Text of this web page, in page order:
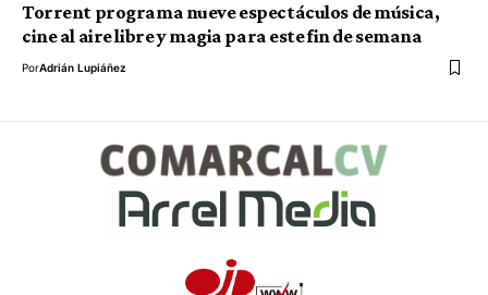
Torrent programa nueve espectáculos de música,
cine al aire libre y magia para este fin de semana
PorAdrián Lupiáñez